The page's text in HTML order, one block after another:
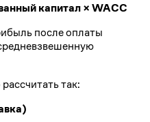
капитал × WACC
после оплаты
так: